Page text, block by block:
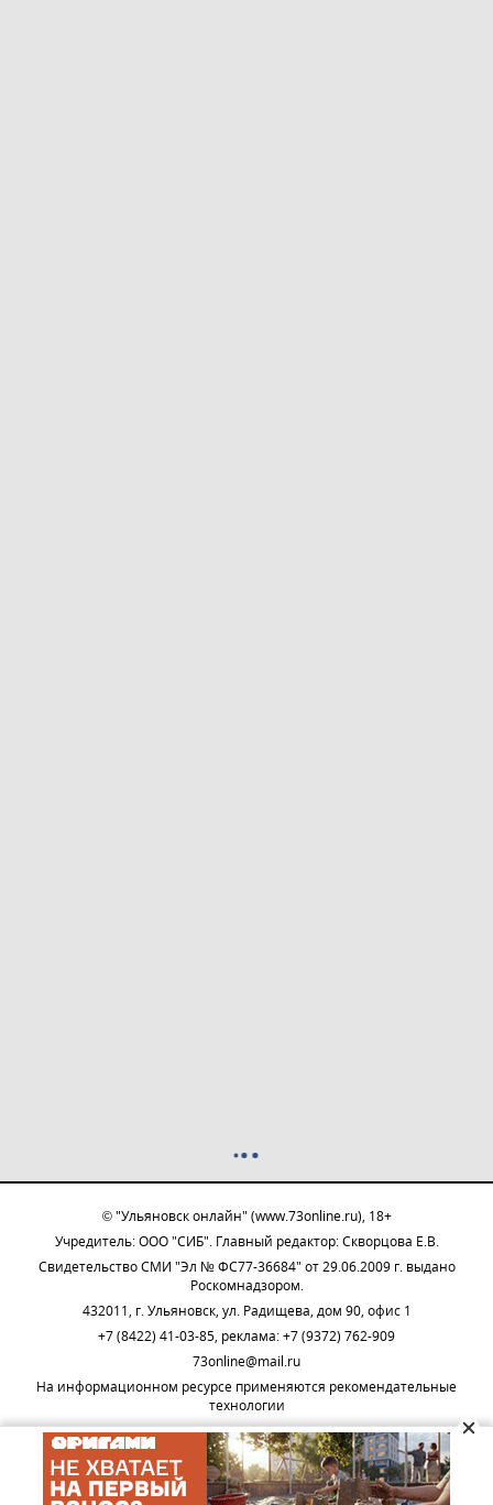
© "Ульяновск онлайн" (www.73online.ru), 18+
Учредитель: ООО "СИБ". Главный редактор: Скворцова Е.В.
Свидетельство СМИ "Эл № ФС77-36684" от 29.06.2009 г. выдано
Роскомнадзором.
432011, г. Ульяновск, ул. Радищева, дом 90, офис 1
+7 (8422) 41-03-85, реклама: +7 (9372) 762-909
73online@mail.ru
На информационном ресурсе применяются рекомендательные
технологии